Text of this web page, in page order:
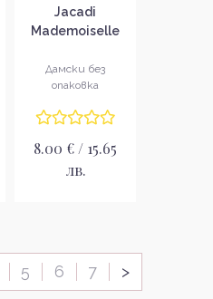
Jacadi
Mademoiselle
Тоалетна вода
за момичета
без опаковка
EDT
Дамски без
опаковка
8.00 € / 15.65
лв.
5 6 7 >